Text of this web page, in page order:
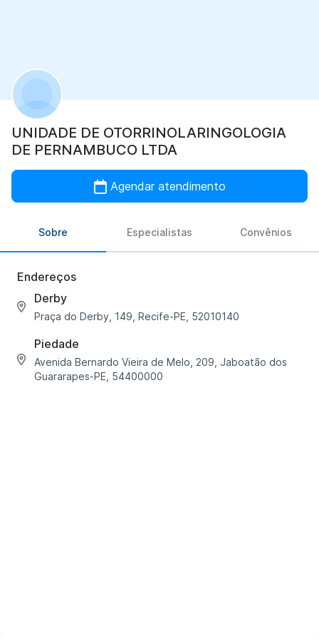
UNIDADE DE OTORRINOLARINGOLOGIA
DE PERNAMBUCO LTDA
Agendar atendimento
Sobre Especialistas Convênios
Endereços
Derby
Praça do Derby, 149, Recife-PE, 52010140
Piedade
Avenida Bernardo Vieira de Melo, 209, Jaboatão dos
Guararapes-PE, 54400000